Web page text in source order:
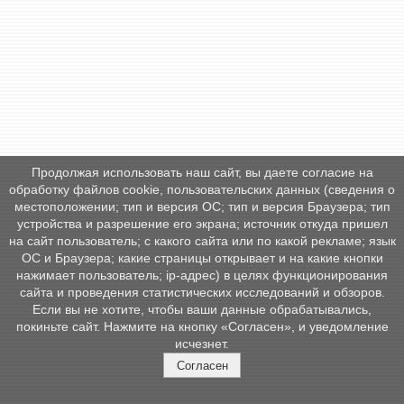
Продолжая использовать наш сайт, вы даете согласие на
обработку файлов cookie, пользовательских данных (сведения о
местоположении; тип и версия ОС; тип и версия Браузера; тип
устройства и разрешение его экрана; источник откуда пришел
на сайт пользователь; с какого сайта или по какой рекламе; язык
ОС и Браузера; какие страницы открывает и на какие кнопки
нажимает пользователь; ip-адрес) в целях функционирования
сайта и проведения статистических исследований и обзоров.
Если вы не хотите, чтобы ваши данные обрабатывались,
покиньте сайт. Нажмите на кнопку «Согласен», и уведомление
исчезнет.
Согласен